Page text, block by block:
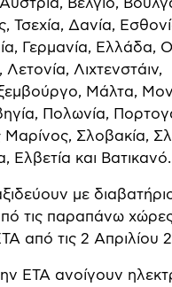
Τσεχία, Δανία,
Γερμανία, Ελλάδα,
Λετονία, Λιχτενστάιν,
Μάλτα,
Πολωνία,
Μαρίνος, Σλοβακία,
Ελβετία και Βατικανό.
με
τις παραπάνω
από τις 2 Απριλίου
ΕΤΑ ανοίγουν